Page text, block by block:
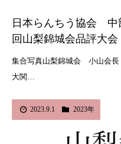
日本らんちう協会
回山梨錦城会品評大会
集合写真山梨錦城会 小山会
大関…
2023.9.1 2023年